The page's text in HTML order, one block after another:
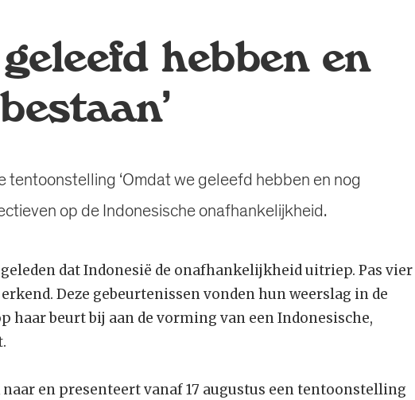
hebben en
tentoonstelling ‘Omdat we geleefd hebben en nog
op de Indonesische onafhankelijkheid.
geleden dat Indonesië de onafhankelijkheid uitriep. Pas vier
Deze gebeurtenissen vonden hun weerslag in de
haar beurt bij aan de vorming van een Indonesische,
en presenteert vanaf 17 augustus een tentoonstelling